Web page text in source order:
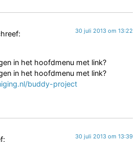
30 juli 2013 om 13:22
in het hoofdmenu met link?
in het hoofdmenu met link?
buddy-project
30 juli 2013 om 13:39